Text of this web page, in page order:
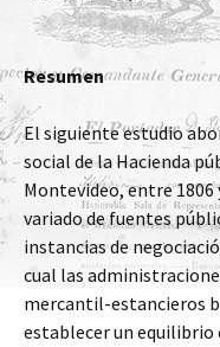
Resumen
El siguiente estudio
social de la Hacienda
Montevideo, entre 1806
variado de fuentes
instancias de
cual las
mercantil-estancieros
establecer un equilibrio